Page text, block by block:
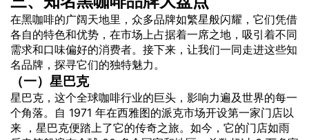
在黑咖啡的广阔天地里，众多品牌如繁星般闪耀，它们凭借
各自的特色和优势，在市场上占据着一席之地，吸引着不同
需求和口味偏好的消费者。接下来，让我们一同走进这些知
名品牌，探寻它们的独特魅力。
（一）星巴克
星巴克，这个全球咖啡行业的巨头，影响力遍及世界的每一
个角落。自 1971 年在西雅图的派克市场开设第一家门店以
来 ，星巴克便踏上了它的传奇之旅。如今，它的门店如雨